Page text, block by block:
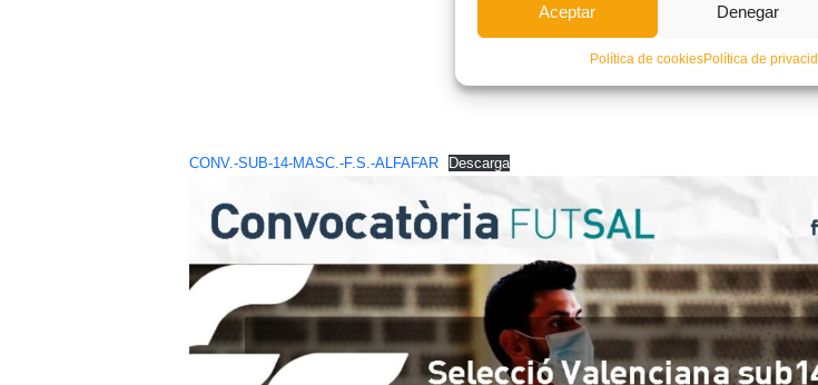
Aceptar Denegar
Política de cookiesPolítica de
CONV.-SUB-14-MASC.-F.S.-ALFAFAR Descarga